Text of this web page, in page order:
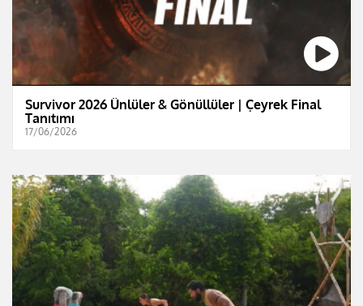
Survivor 2026 Ünlüler & Gönüllüler | Çeyrek Final
Tanıtımı
17/06/2026